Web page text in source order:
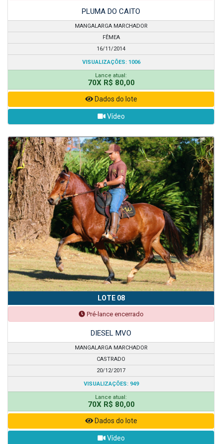
PLUMA DO CAITO
MANGALARGA MARCHADOR
FÊMEA
16/11/2014
VISUALIZAÇÕES: 1006
Lance atual:
70X R$ 80,00
Dados do lote
Vídeo
LOTE 08
Pré-lance encerrado
DIESEL MVO
MANGALARGA MARCHADOR
CASTRADO
20/12/2017
VISUALIZAÇÕES: 949
Lance atual:
70X R$ 80,00
Dados do lote
Vídeo